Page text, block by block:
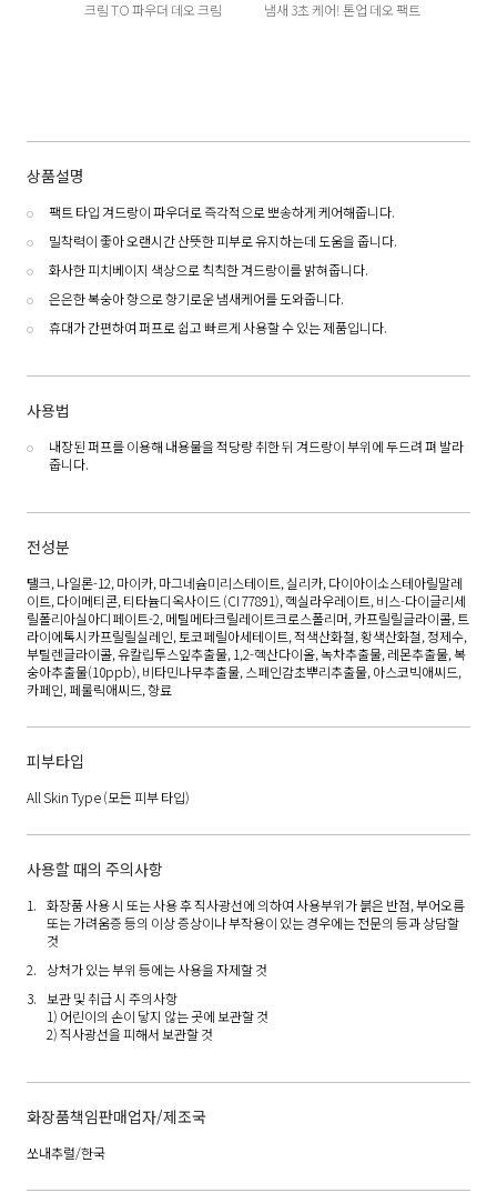
크림 TO 파우더 데오 크림
냄새 3초 케어! 톤업 데오 팩트
상품설명
팩트 타입 겨드랑이 파우더로 즉각적으로 뽀송하게 케어해줍니다.
밀착력이 좋아 오랜시간 산뜻한 피부로 유지하는데 도움을 줍니다.
화사한 피치베이지 색상으로 칙칙한 겨드랑이를 밝혀줍니다.
은은한 복숭아 향으로 향기로운 냄새케어를 도와줍니다.
휴대가 간편하여 퍼프로 쉽고 빠르게 사용할 수 있는 제품입니다.
사용법
내장된 퍼프를 이용해 내용물을 적당량 취한 뒤 겨드랑이 부위에 두드려 펴 발라
줍니다.
전성분
탤크, 나일론-12, 마이카, 마그네슘미리스테이트, 실리카, 다이아이소스테아릴말레
이트, 다이메티콘, 티타늄디옥사이드 (CI 77891), 헥실라우레이트, 비스-다이글리세
릴폴리아실아디페이트-2, 메틸메타크릴레이트크로스폴리머, 카프릴릴글라이콜, 트
라이에톡시카프릴릴실레인, 토코페릴아세테이트, 적색산화철, 황색산화철, 정제수,
부틸렌글라이콜, 유칼립투스잎추출물, 1,2-헥산다이올, 녹차추출물, 레몬추출물, 복
숭아추출물(10ppb), 비타민나무추출물, 스페인감초뿌리추출물, 아스코빅애씨드,
카페인, 페룰릭애씨드, 향료
피부타입
All Skin Type(모든 피부 타입)
사용할 때의 주의사항
화장품 사용 시 또는 사용 후 직사광선에 의하여 사용부위가 붉은 반점, 부어오름
또는 가려움증 등의 이상 증상이나 부작용이 있는 경우에는 전문의 등과 상담할
것
상처가 있는 부위 등에는 사용을 자제할 것
보관 및 취급 시 주의사항
1) 어린이의 손이 닿지 않는 곳에 보관할 것
2) 직사광선을 피해서 보관할 것
화장품책임판매업자/제조국
쏘내추럴/한국